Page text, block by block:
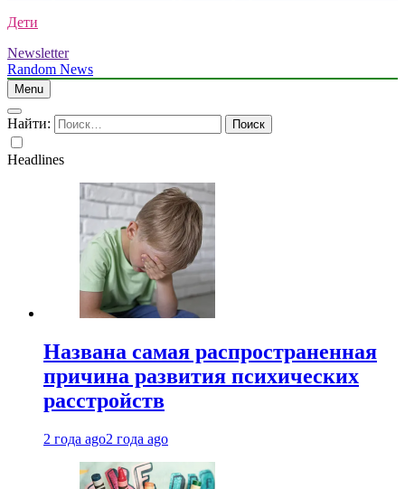
Дети
Newsletter
Random News
Menu
Найти:
Headlines
Названа самая распространенная
причина развития психических
расстройств
2 года ago2 года ago